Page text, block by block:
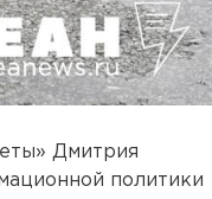
Дмитрия
политики